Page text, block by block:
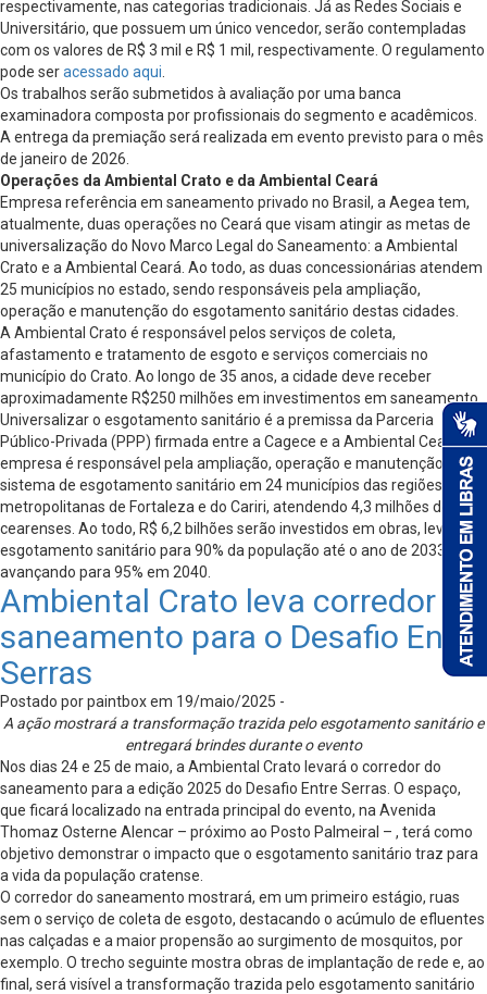
respectivamente, nas categorias tradicionais. Já as Redes Sociais e
Universitário, que possuem um único vencedor, serão contempladas
com os valores de R$ 3 mil e R$ 1 mil, respectivamente. O regulamento
pode seracessado aqui
Os trabalhos serão submetidos à avaliação por uma banca
examinadora composta por profissionais do segmento e acadêmicos.
A entrega da premiação será realizada em evento previsto para o mês
de janeiro de 2026.
Operações da Ambiental Crato e da Ambiental Ceará
Empresa referência em saneamento privado no Brasil, a Aegea tem,
atualmente, duas operações no Ceará que visam atingir as metas de
universalização do Novo Marco Legal do Saneamento: a Ambiental
Crato e a Ambiental Ceará. Ao todo, as duas concessionárias atendem
25 municípios no estado, sendo responsáveis pela ampliação,
operação e manutenção do esgotamento sanitário destas cidades.
A Ambiental Crato é responsável pelos serviços de coleta,
afastamento e tratamento de esgoto e serviços comerciais no
município do Crato. Ao longo de 35 anos, a cidade deve receber
aproximadamente R$250 milhões em investimentos em saneamento.
Universalizar o esgotamento sanitário é a premissa da Parceria
Público-Privada (PPP) firmada entre a Cagece e a Ambiental Ceará. A
empresa é responsável pela ampliação, operação e manutenção do
sistema de esgotamento sanitário em 24 municípios das regiões
metropolitanas de Fortaleza e do Cariri, atendendo 4,3 milhões de
cearenses. Ao todo, R$ 6,2 bilhões serão investidos em obras, levando
esgotamento sanitário para 90% da população até o ano de 2033, e
avançando para 95% em 2040.
Ambiental Crato leva corredor do
saneamento para o Desafio Entre
Serras
Postado por paintbox em 19/maio/2025 -
A ação mostrará a transformação trazida pelo esgotamento sanitário e
entregará brindes durante o evento
Nos dias 24 e 25 de maio, a Ambiental Crato levará o corredor do
saneamento para a edição 2025 do Desafio Entre Serras. O espaço,
que ficará localizado na entrada principal do evento, na Avenida
Thomaz Osterne Alencar – próximo ao Posto Palmeiral – , terá como
objetivo demonstrar o impacto que o esgotamento sanitário traz para
a vida da população cratense.
O corredor do saneamento mostrará, em um primeiro estágio, ruas
sem o serviço de coleta de esgoto, destacando o acúmulo de efluentes
nas calçadas e a maior propensão ao surgimento de mosquitos, por
exemplo. O trecho seguinte mostra obras de implantação de rede e, ao
final, será visível a transformação trazida pelo esgotamento sanitário